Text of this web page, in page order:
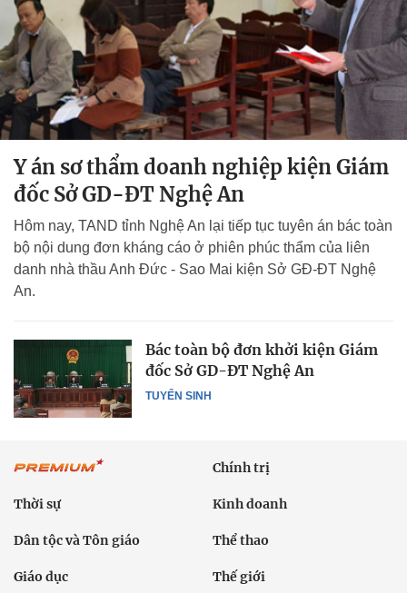
Y án sơ thẩm doanh nghiệp kiện Giám
đốc Sở GD-ĐT Nghệ An
Hôm nay, TAND tỉnh Nghệ An lại tiếp tục tuyên án bác toàn
bộ nội dung đơn kháng cáo ở phiên phúc thẩm của liên
danh nhà thầu Anh Đức - Sao Mai kiện Sở GĐ-ĐT Nghệ
An.
TUYỂN SINH
Bác toàn bộ đơn khởi kiện Giám
đốc Sở GD-ĐT Nghệ An
Chính trị
Thời sự Kinh doanh
Dân tộc và Tôn giáo Thể thao
Giáo dục Thế giới